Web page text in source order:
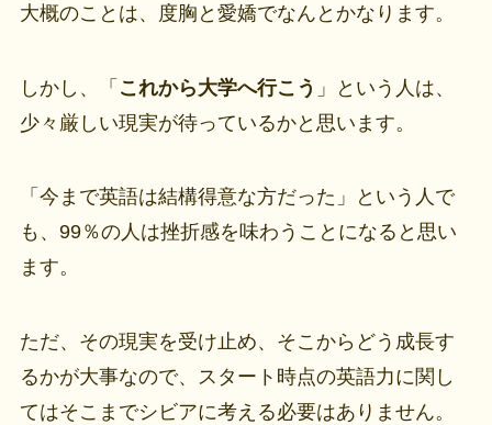
大概のことは、度胸と愛嬌でなんとかなります。
しかし、「 これから大学へ行こう 」という人は、
少々厳しい現実が待っているかと思います。
「今まで英語は結構得意な方だった」という人で
も、99％の人は挫折感を味わうことになると思い
ます。
ただ、その現実を受け止め、そこからどう成長す
るかが大事なので、スタート時点の英語力に関し
てはそこまでシビアに考える必要はありません。